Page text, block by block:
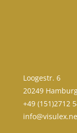
Loogestr. 6
20249
+49 (151)2712